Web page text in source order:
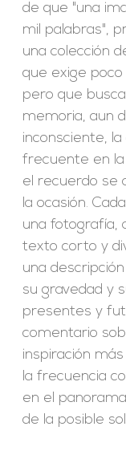
de que "una
mil palabras",
una colección
que exige
pero que
memoria, aun
inconsciente,
frecuente en
el recuerdo se
la ocasión.
una fotografía,
texto corto y
una
su gravedad y
presentes y
comentario
inspiración
la frecuencia
en el
de la posible